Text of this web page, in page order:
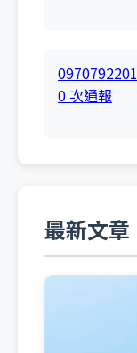
0970792201
0 次通報
最新文章